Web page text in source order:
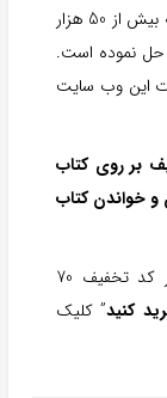
دیگر نگران نباشید چون وب سایت فیدیبو با ارائه بیش از 50 هزار
حل نموده است.
این وب سایت
از 70 درصد تخفیف بر روی کتاب
و خواندن کتاب
برای ورود به وب‌سایت فیدیبو و بهره‌مندی از کد تخفیف 70
کنید” کلیک